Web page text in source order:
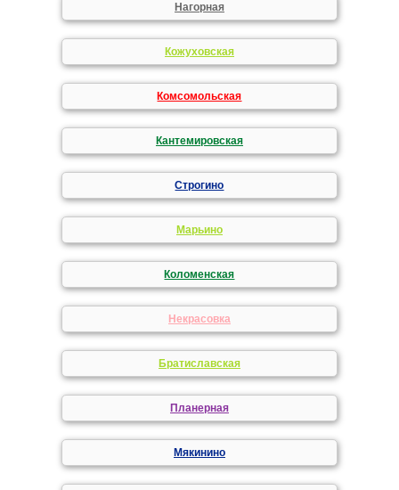
Нагорная
Кожуховская
Комсомольская
Кантемировская
Строгино
Марьино
Коломенская
Некрасовка
Братиславская
Планерная
Мякинино